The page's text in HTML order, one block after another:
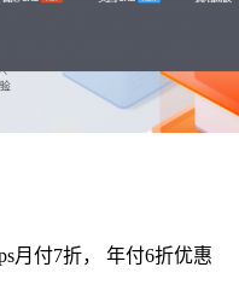
月付7折， 年付6折优惠